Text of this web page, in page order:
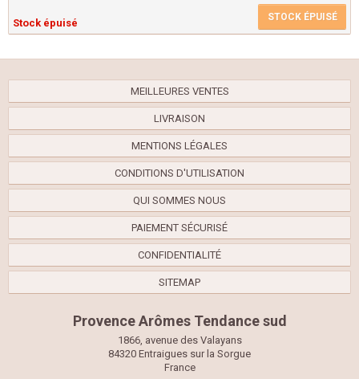
Stock épuisé STOCK ÉPUISÉ
MEILLEURES VENTES
LIVRAISON
MENTIONS LÉGALES
CONDITIONS D'UTILISATION
QUI SOMMES NOUS
PAIEMENT SÉCURISÉ
CONFIDENTIALITÉ
SITEMAP
Provence Arômes Tendance sud
1866, avenue des Valayans
84320 Entraigues sur la Sorgue
France